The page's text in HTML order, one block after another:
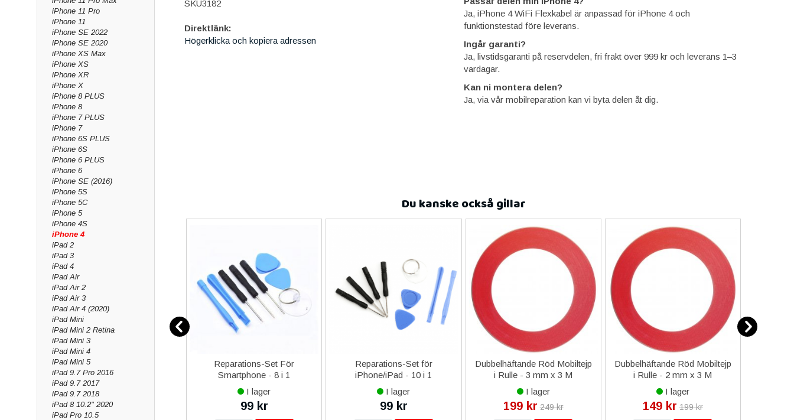
iPhone 11 Pro
iPhone 11
iPhone SE 2022
iPhone SE 2020
iPhone XS Max
iPhone XS
iPhone XR
iPhone X
iPhone 8 PLUS
iPhone 8
iPhone 7 PLUS
iPhone 7
iPhone 6S PLUS
iPhone 6S
iPhone 6 PLUS
iPhone 6
iPhone SE (2016)
iPhone 5S
iPhone 5C
iPhone 5
iPhone 4S
iPhone 4
iPad 2
iPad 3
iPad 4
iPad Air
iPad Air 2
iPad Air 3
iPad Air 4 (2020)
iPad Mini
iPad Mini 2 Retina
iPad Mini 3
iPad Mini 4
iPad Mini 5
iPad 9.7 Pro 2016
iPad 9.7 2017
iPad 9.7 2018
iPad 8 10.2" 2020
iPad Pro 10.5
Ja, iPhone 4 WiFi Flexkabel är anpassad för iPhone 4 och
funktionstestad före leverans.
Ingår garanti?
Ja, livstidsgaranti på reservdelen, fri frakt över 999 kr och leverans 1–3
vardagar.
Kan ni montera delen?
Ja, via vår mobilreparation kan vi byta delen åt dig.
SKU3182
Direktlänk:
Högerklicka och kopiera adressen
Du kanske också gillar
iPhone 13 mini iPhone 13 Pro
Max iPhone 14 Plus iPhone
14 Pro Max iPhone 15 Plus
iPhone 15 Pro Max Baseus
Magnetisk Mobilhållare
649 kr
Reparations-Set För
Smartphone - 8 i 1
I lager
99 kr
Reparations-Set för
iPhone/iPad - 10 i 1
I lager
99 kr
Dubbelhäftande Röd Mobiltejp
i Rulle - 3 mm x 3 M
I lager
199 kr 249 kr
Dubbelhäftande Röd Mobiltejp
i Rulle - 2 mm x 3 M
I lager
149 kr 199 kr